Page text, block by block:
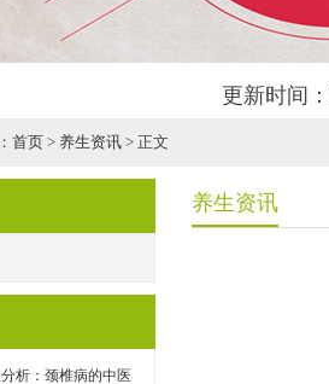
更新时间
首页 > 养生资讯 > 正文
析：颈椎病的中医
养生资讯